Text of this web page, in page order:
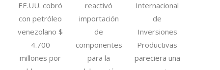
EE.UU. cobró
con petróleo
venezolano $
4.700
millones por
reactivó
importación
de
componentes
para la
Internacional
de
Inversiones
Productivas
pareciera una